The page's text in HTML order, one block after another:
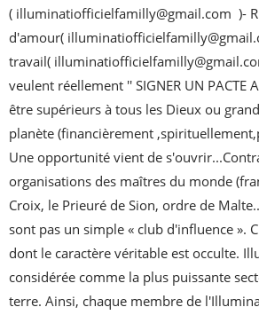
( illuminatiofficielfamilly@gmail.com  )-
d'amour(
travail(
veulent réellement '' SIGNER UN PACTE
être supérieurs à tous les Dieux ou
planète (financièrement
Une opportunité vient de
organisations des maîtres du monde
Croix, le Prieuré de Sion, ordre de
sont pas un simple « club d'influence ».
dont le caractère véritable est occulte.
considérée comme la plus puissante
terre. Ainsi, chaque membre de